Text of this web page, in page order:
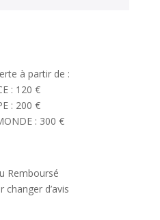
à partir de :
: 120 €
: 200 €
: 300 €
Remboursé
changer d’avis